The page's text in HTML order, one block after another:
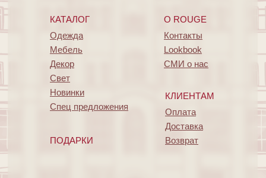
КАТАЛОГ
ПОДАРКИ
O ROUGE
КЛИЕНТАМ
Одежда
Мебель
Декор
Свет
Новинки
Спец предложения
Контакты
Lookbook
СМИ о нас
Оплата
Доставка
Возврат